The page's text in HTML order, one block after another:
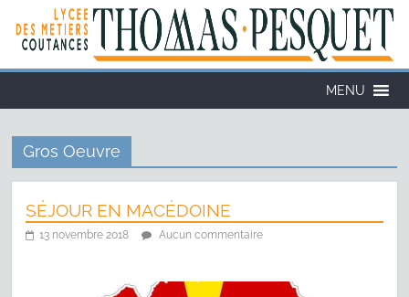
MENU
Gros Oeuvre
SÉJOUR EN MACÉDOINE
13 novembre 2018 Aucun commentaire
Cookies management panel